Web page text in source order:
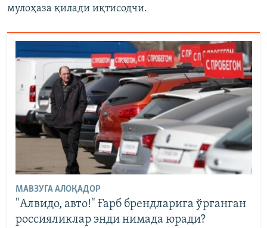
мулоҳаза қилади иқтисодчи.
МАВЗУГА АЛОҚАДОР
"Алвидо, авто!" Ғарб брендларига ўрганган
россияликлар энди нимада юради?